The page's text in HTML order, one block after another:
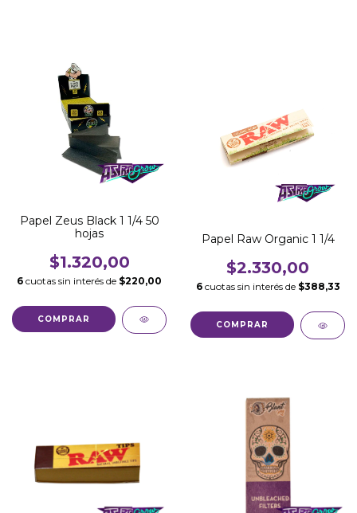
Papel Zeus Black 1 1/4 50
hojas
$1.320,00
6 cuotas sin interés de $220,00
Papel Raw Organic 1 1/4
$2.330,00
6 cuotas sin interés de $388,33